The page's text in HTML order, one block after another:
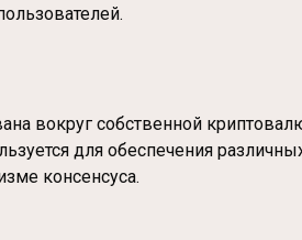
вокруг собственной
для обеспечения
консенсуса.